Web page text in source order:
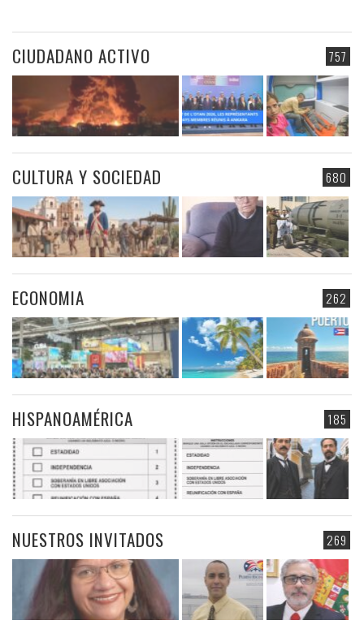
757
CIUDADANO ACTIVO
680
CULTURA Y SOCIEDAD
262
ECONOMIA
185
HISPANOAMÉRICA
269
NUESTROS INVITADOS